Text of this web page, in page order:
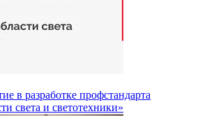
в разработке профстандарта
света и светотехники»